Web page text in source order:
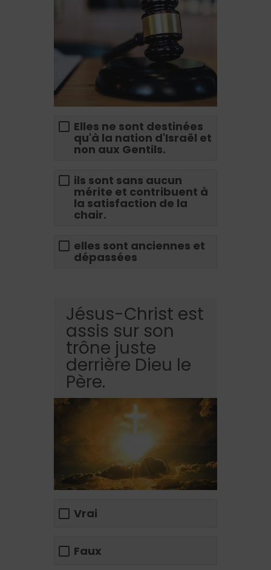
Elles ne sont destinées
qu'à la nation d'Israël et
non aux Gentils.
ils sont sans aucun
mérite et contribuent à
la satisfaction de la
chair.
elles sont anciennes et
dépassées
Jésus-Christ est
assis sur son
trône juste
derrière Dieu le
Père.
Vrai
Faux